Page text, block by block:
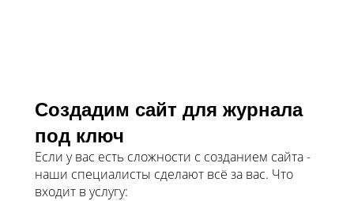
Создадим сайт для журнала
под ключ
Если у вас есть сложности с созданием сайта -
наши специалисты сделают всё за вас. Что
входит в услугу: